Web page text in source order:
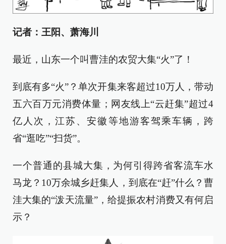
记者：王阳、萧海川
最近，山东一个叫曹洼的农贸大集“火”了！
到底有多“火”？单次开集来客超过10万人，带动
五六百万元消费体量；网友线上“云赶集”超过4
亿人次，江苏、安徽等地游客驾乘车辆，跨
省“逛吃”“扫货”。
一个普通的县城大集，为何引得跨省客流车水
马龙？10万余城乡赶集人，到底在“赶”什么？曹
洼大集的“泼天流量”，给提振农村消费又有何启
示？